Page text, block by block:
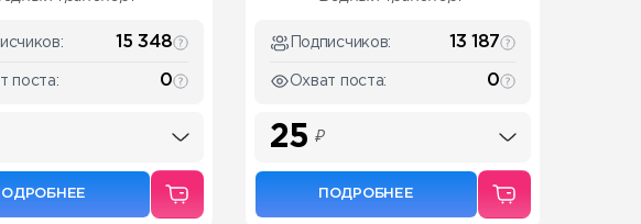
15 348
поста: 0
Подписчиков: 13 187
Охват поста: 0
25 ₽
ПОДРОБНЕЕ